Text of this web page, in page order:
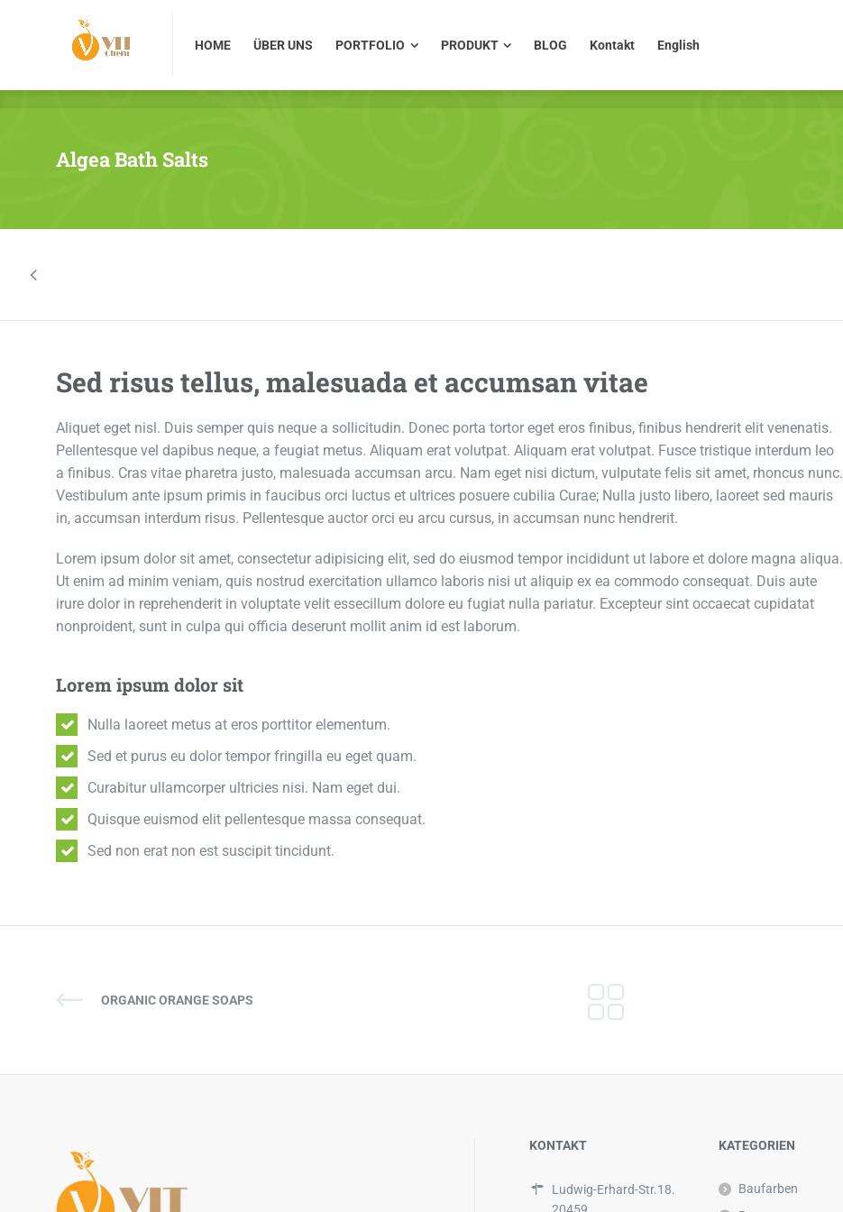
HOME ÜBER UNS PORTFOLIO PRODUKT BLOG Kontakt English
Algea Bath Salts
Sed risus tellus, malesuada et accumsan vitae
Aliquet eget nisl. Duis semper quis neque a sollicitudin. Donec porta tortor eget eros finibus, finibus hendrerit elit venenatis.
Pellentesque vel dapibus neque, a feugiat metus. Aliquam erat volutpat. Aliquam erat volutpat. Fusce tristique interdum leo
a finibus. Cras vitae pharetra justo, malesuada accumsan arcu. Nam eget nisi dictum, vulputate felis sit amet, rhoncus nunc.
Vestibulum ante ipsum primis in faucibus orci luctus et ultrices posuere cubilia Curae; Nulla justo libero, laoreet sed mauris
in, accumsan interdum risus. Pellentesque auctor orci eu arcu cursus, in accumsan nunc hendrerit.
Lorem ipsum dolor sit amet, consectetur adipisicing elit, sed do eiusmod tempor incididunt ut labore et dolore magna aliqua.
Ut enim ad minim veniam, quis nostrud exercitation ullamco laboris nisi ut aliquip ex ea commodo consequat. Duis aute
irure dolor in reprehenderit in voluptate velit essecillum dolore eu fugiat nulla pariatur. Excepteur sint occaecat cupidatat
nonproident, sunt in culpa qui officia deserunt mollit anim id est laborum.
Lorem ipsum dolor sit
Nulla laoreet metus at eros porttitor elementum.
Sed et purus eu dolor tempor fringilla eu eget quam.
Curabitur ullamcorper ultricies nisi. Nam eget dui.
Quisque euismod elit pellentesque massa consequat.
Sed non erat non est suscipit tincidunt.
ORGANIC ORANGE SOAPS
KONTAKT
Ludwig-Erhard-Str.18.
KATEGORIEN
Baufarben